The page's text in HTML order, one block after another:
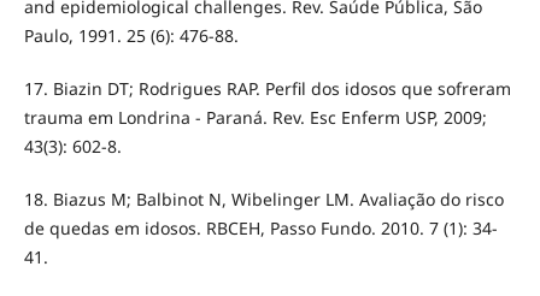
and epidemiological challenges. Rev. Saúde Pública, São
Paulo, 1991. 25 (6): 476-88.
17. Biazin DT; Rodrigues RAP. Perfil dos idosos que sofreram
trauma em Londrina - Paraná. Rev. Esc Enferm USP, 2009;
43(3): 602-8.
18. Biazus M; Balbinot N, Wibelinger LM. Avaliação do risco
de quedas em idosos. RBCEH, Passo Fundo. 2010. 7 (1): 34-
41.